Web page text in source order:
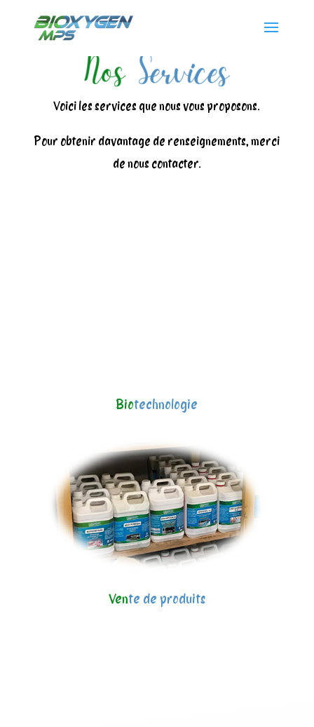
Voici les services que nous vous proposons.
Pour obtenir davantage de renseignements, merci
de nous contacter.
Biotechnologie
Vente de produits